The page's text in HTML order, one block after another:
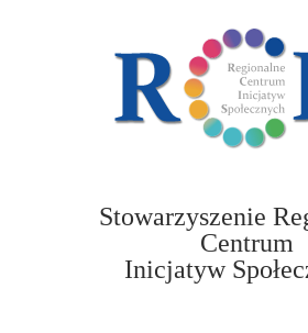
Stowarzyszenie
Centrum
Inicjatyw